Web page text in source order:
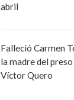
abril
Falleció Carmen
la madre del
Víctor Quero